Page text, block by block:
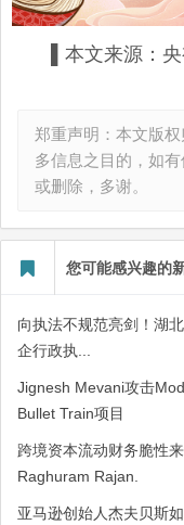
▌本文来源：
郑重声明：本文版
多信息之目的，如
或删除，多谢。
您可能感兴趣的
向执法不规范亮剑！湖
企行政执...
Jignesh Mevani攻击
Bullet Train项目
跨境资本流动财务脆性来
Raghuram Rajan.
亚马逊创始人杰夫贝斯